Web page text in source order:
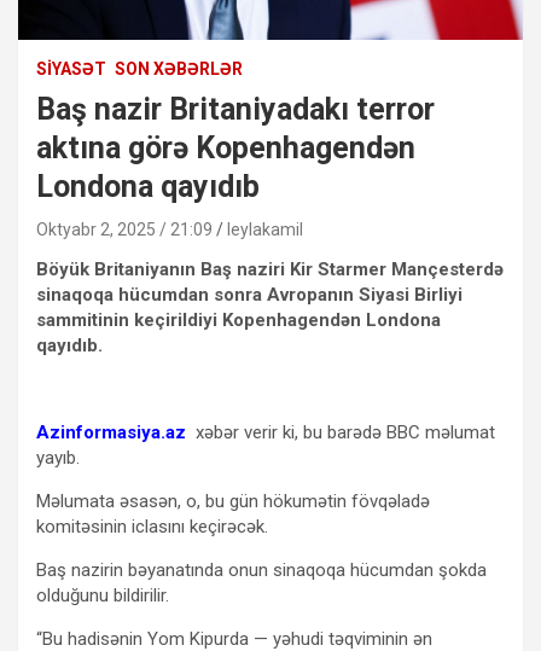
SIYASƏT SON XƏBƏRLƏR
Baş nazir Britaniyadakı terror
aktına görə Kopenhagendən
Londona qayıdıb
Oktyabr 2, 2025 / 21:09 leylakamil
Böyük Britaniyanın Baş naziri Kir Starmer Mançesterdə
sinaqoqa hücumdan sonra Avropanın Siyasi Birliyi
sammitinin keçirildiyi Kopenhagendən Londona
qayıdıb.
Azinformasiya.az xəbər verir ki, bu barədə BBC məlumat
yayıb.
Məlumata əsasən, o, bu gün hökumətin fövqəladə
komitəsinin iclasını keçirəcək.
Baş nazirin bəyanatında onun sinaqoqa hücumdan şokda
olduğunu bildirilir.
“Bu hadisənin Yom Kipurda — yəhudi təqviminin ən